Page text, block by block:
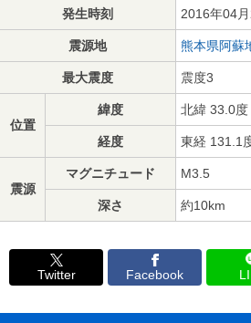
発生時刻 2016年04
震源地 熊本県阿蘇
最大震度 震度3
位置
緯度 北緯 33.0度
経度 東経 131.1
震源
マグニチュード M3.5
深さ 約10km
Twitter Facebook